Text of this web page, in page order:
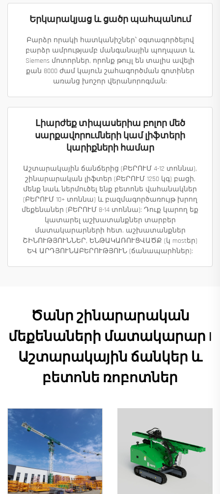
Երկարակյաց և ցածր պահպանում
Բարձր որակի հատկանիշներ՝ օգտագործելով
բարձր ամրությամբ մանգանային պողպատ և
Siemens մոտորներ, որոնք թույլ են տալիս ավելի
քան 8000 ժամ կայուն շահագործման գոտիներ
առանց խոշոր վերանորոգման:
Լիարժեք տիպասերիա բոլոր մեծ
սարքավորումների կամ լիֆտերի
կարիքների համար
Աշտարակային ճանճերից (ԲԵՐՈՒՄ 4-12 տոննա),
շինարարական լիֆտեր (ԲԵՐՈՒՄ 1250 կգ) բացի,
մենք նաև ներմուծել ենք բետոնե վահանակներ
(ԲԵՐՈՒՄ 10+ տոննա) և բազմագործառույթ խրող
մեքենաներ (ԲԵՐՈՒՄ 8-14 տոննա): Դուք կարող եք
կատարել աշխատանքներ տարբեր
մատակարարների հետ. աշխատանքներ
ՇԻՆՈՒԹՅՈՒՆՆԵՐ, ԵՆԹԱԿԱՌՈՒՑՎԱԾՔ (կ mostեր)
ԵՎ ԱՐԴՅՈՒՆԱԲԵՐՈՒԹՅՈՒՆ (ճանապարհներ):
Ծանր շինարարական
մեքենաների մատակարար |
Աշտարակային ճանկեր և
բետոնե ռոբոտներ